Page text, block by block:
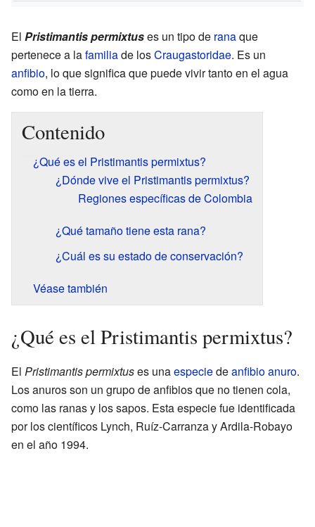
El Pristimantis permixtuses un tipo de ranaque
pertenece a lafamiliade losCraugastoridae. Es un
anfibio, lo que significa que puede vivir tanto en el agua
como en la tierra.
Contenido
¿Qué es el Pristimantis permixtus?
¿Dónde vive el Pristimantis permixtus?
Regiones específicas de Colombia
¿Qué tamaño tiene esta rana?
¿Cuál es su estado de conservación?
Véase también
¿Qué es el Pristimantis permixtus?
El Pristimantis permixtuses unaespeciedeanfibioanuro.
Los anuros son un grupo de anfibios que no tienen cola,
como las ranas y los sapos. Esta especie fue identificada
por los científicos Lynch, Ruíz-Carranza y Ardila-Robayo
en el año 1994.